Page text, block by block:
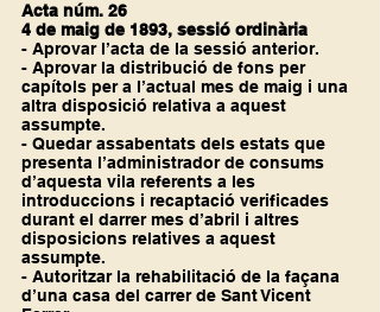
Acta núm. 26
4 de maig de 1893, sessió ordinària
- Aprovar l’acta de la sessió anterior.
- Aprovar la distribució de fons per
capítols per a l’actual mes de maig i una
altra disposició relativa a aquest
assumpte.
- Quedar assabentats dels estats que
presenta l’administrador de consums
d’aquesta vila referents a les
introduccions i recaptació verificades
durant el darrer mes d’abril i altres
disposicions relatives a aquest
assumpte.
- Autoritzar la rehabilitació de la façana
d’una casa del carrer de Sant Vicent